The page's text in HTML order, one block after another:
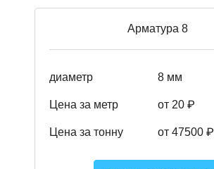
Арматура 8
диаметр 8 мм
Цена за метр от 20 ₽
Цена за тонну от 47500 ₽